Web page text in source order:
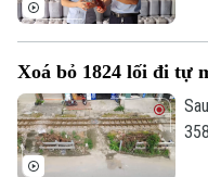
Xoá bỏ 1824 lối đi tự